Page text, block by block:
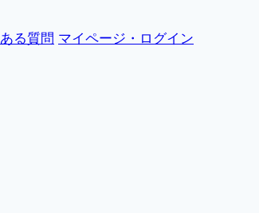
る質問 マイページ・ログイン